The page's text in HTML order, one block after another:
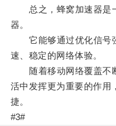
总之，蜂窝加速器是一
器。
它能够通过优化信号
速、稳定的网络体验。
随着移动网络覆盖不
活中发挥更为重要的作用
捷。
#3#